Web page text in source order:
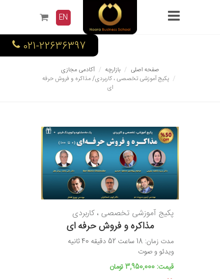
EN
صفحه اصلی بازارچه
آکادمی مجازی
پکیج آموزشی تخصصی ، کاربردی/ مذاکره و فروش حرفه
ای
پکیج آموزشی تخصصی ، کاربردی
مذاکره و فروش حرفه ای
مدت زمان: 18 ساعت 52 دقیقه 40 ثانیه
ویدئو و صوت
قیمت: 3,950,000 تومان
021-22636397